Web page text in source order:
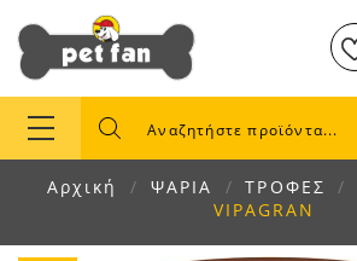
Αρχική ΨΑΡΙΑ ΤΡΟΦΕΣ
VIPAGRAN